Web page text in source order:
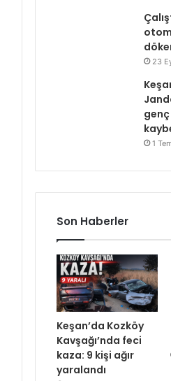
23
1
Son Haberler
Keşan’da Kozköy
Kavşağı’nda feci
kaza: 9 kişi ağır
yaralandı